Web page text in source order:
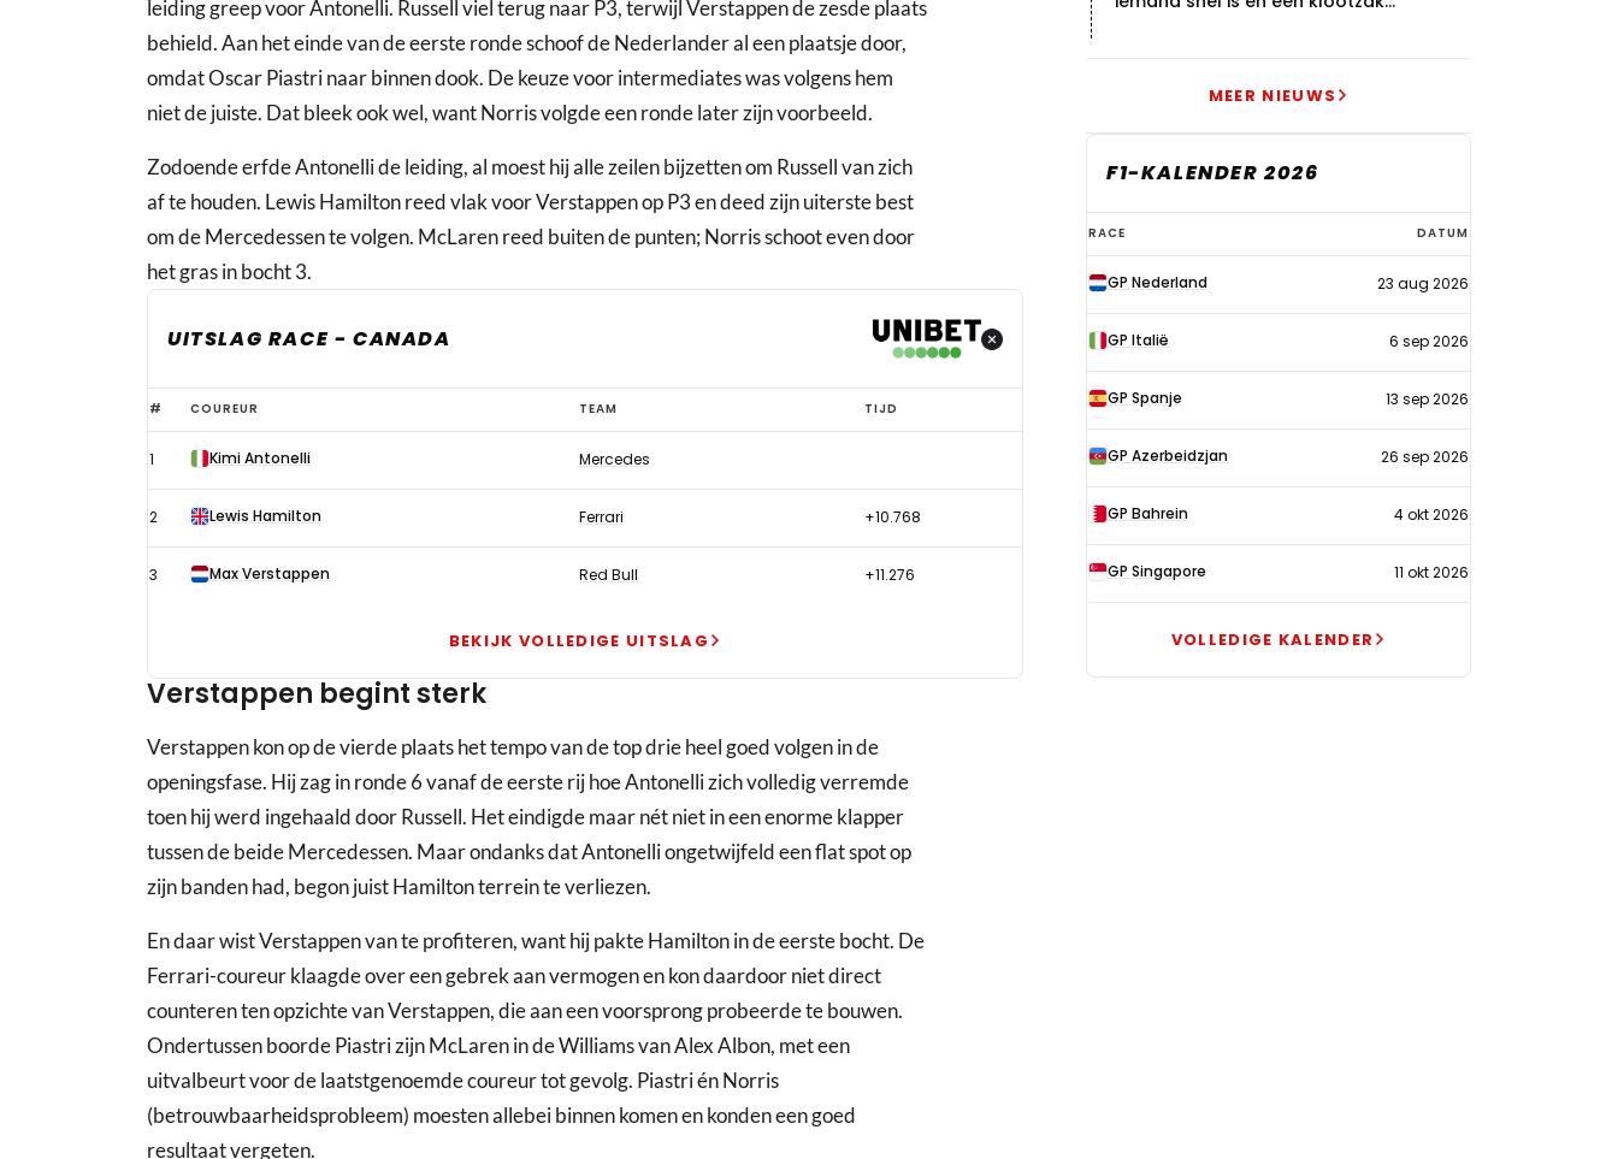
leiding greep voor Antonelli. Russell viel terug naar P3, terwijl Verstappen de zesde plaats
behield. Aan het einde van de eerste ronde schoof de Nederlander al een plaatsje door,
omdat Oscar Piastri naar binnen dook. De keuze voor intermediates was volgens hem
niet de juiste. Dat bleek ook wel, want Norris volgde een ronde later zijn voorbeeld.
Zodoende erfde Antonelli de leiding, al moest hij alle zeilen bijzetten om Russell van zich
af te houden. Lewis Hamilton reed vlak voor Verstappen op P3 en deed zijn uiterste best
om de Mercedessen te volgen. McLaren reed buiten de punten; Norris schoot even door
het gras in bocht 3.
UITSLAG RACE - CANADA
Verstappen
verrast
vriend
in
in
lacht
in
zijn
vuistje
# COUREUR TEAM TIJD
1 Kimi Antonelli Mercedes
2 Lewis Hamilton Ferrari +10.768
3 Max Verstappen Red Bull +11.276
BEKIJK VOLLEDIGE UITSLAG
Verstappen begint sterk
Verstappen kon op de vierde plaats het tempo van de top drie heel goed volgen in de
openingsfase. Hij zag in ronde 6 vanaf de eerste rij hoe Antonelli zich volledig verremde
toen hij werd ingehaald door Russell. Het eindigde maar nét niet in een enorme klapper
tussen de beide Mercedessen. Maar ondanks dat Antonelli ongetwijfeld een flat spot op
zijn banden had, begon juist Hamilton terrein te verliezen.
En daar wist Verstappen van te profiteren, want hij pakte Hamilton in de eerste bocht. De
Ferrari-coureur klaagde over een gebrek aan vermogen en kon daardoor niet direct
counteren ten opzichte van Verstappen, die aan een voorsprong probeerde te bouwen.
Ondertussen boorde Piastri zijn McLaren in de Williams van Alex Albon, met een
uitvalbeurt voor de laatstgenoemde coureur tot gevolg. Piastri én Norris
(betrouwbaarheidsprobleem) moesten allebei binnen komen en konden een goed
resultaat vergeten.
MEER NIEUWS
F1-KALENDER 2026
F1-
kalender
2026
RACE DATUM
GP Nederland 23 aug 2026
GP Italië 6 sep 2026
GP Spanje 13 sep 2026
GP Azerbeidzjan 26 sep 2026
GP Bahrein 4 okt 2026
GP Singapore 11 okt 2026
VOLLEDIGE KALENDER